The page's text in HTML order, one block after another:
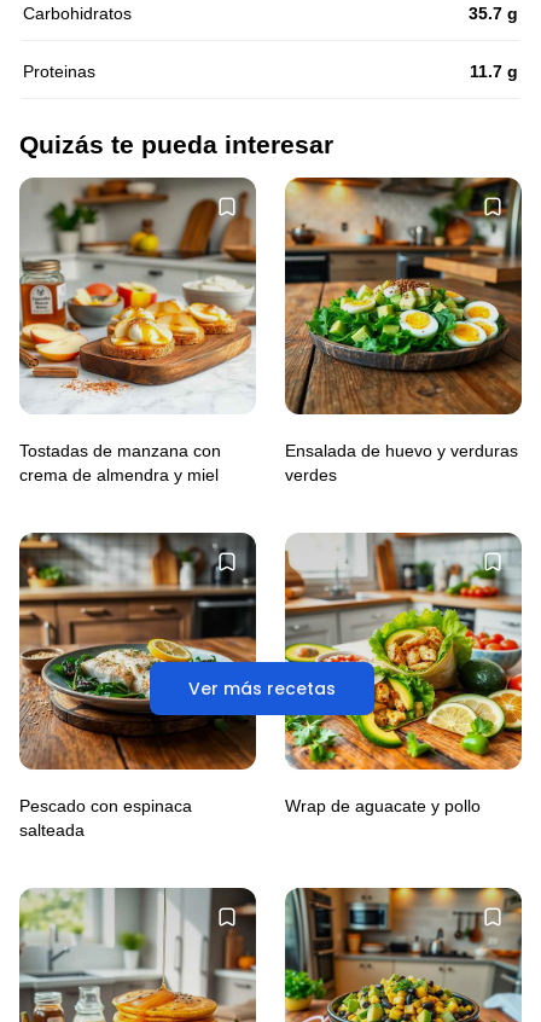
Carbohidratos 35.7 g
Proteinas 11.7 g
Quizás te pueda interesar
Ver más recetas
Tostadas de manzana con
crema de almendra y miel
Ensalada de huevo y verduras
verdes
Pescado con espinaca
salteada
Wrap de aguacate y pollo